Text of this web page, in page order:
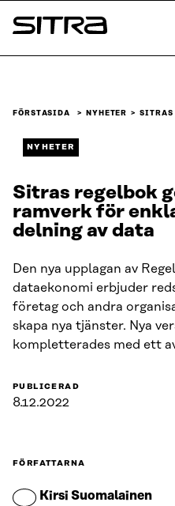
Skip to
content
Sitra
FÖRSTASIDA NYHETER SITRAS
NYHETER
Sitras regelbok
ramverk för
delning av data
Den nya upplagan av
dataekonomi erbjuder
företag och andra
skapa nya tjänster. Nya
kompletterades med ett
PUBLICERAD
8.12.2022
FÖRFATTARNA
Kirsi Suomalainen